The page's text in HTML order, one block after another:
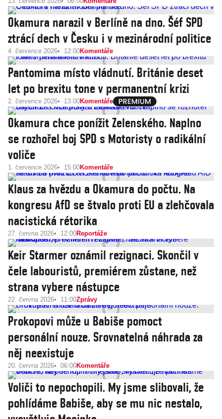
Okamura narazil v Berlíně na dno. Šéf SPD
ztrácí dech v Česku i v mezinárodní politice
4. července 2026 12:00Komentáře
Pantomima místo vládnutí. Británie deset
let po brexitu tone v permanentní krizi
2. července 2026 13:00Komentáře
Okamura chce ponížit Zelenského. Naplno
se rozhořel boj SPD s Motoristy o radikální
voliče
1. července 2026 15:00Komentáře
Klaus za hvězdu a Okamura do počtu. Na
kongresu AfD se štvalo proti EU a zlehčovala
nacistická rétorika
27. června 2026 12:00Reportáže
Keir Starmer oznámil rezignaci. Skončil v
čele labouristů, premiérem zůstane, než
strana vybere nástupce
22. června 2026 11:00Zprávy
Prokopovi může u Babiše pomoct
personální nouze. Srovnatelná náhrada za
něj neexistuje
20. června 2026 06:00Komentáře
Voliči to nepochopili. My jsme slibovali, že
pohlídáme Babiše, aby se mu nic nestalo,